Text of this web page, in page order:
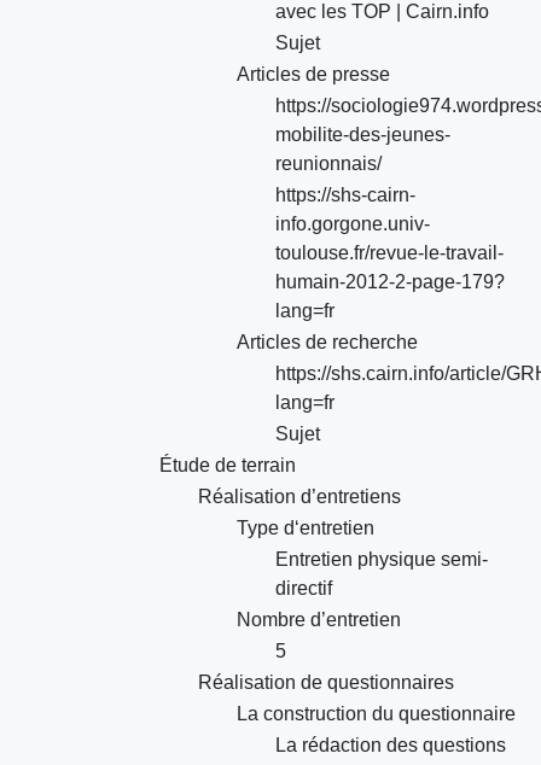
avec les TOP | Cairn.info
Sujet
Articles de presse
https://
mobilite-des-jeunes-
reunionnais/
https://shs-cairn-
info.gorgone.univ-
toulouse.fr/revue-le-travail-
humain-2012-2-page-179?
lang=fr
Articles de recherche
https://shs.cairn.info/article/
lang=fr
Sujet
Étude de terrain
Réalisation d’entretiens
Type d‘entretien
Entretien physique semi-
directif
Nombre d’entretien
5
Réalisation de questionnaires
La construction du questionnaire
La rédaction des questions